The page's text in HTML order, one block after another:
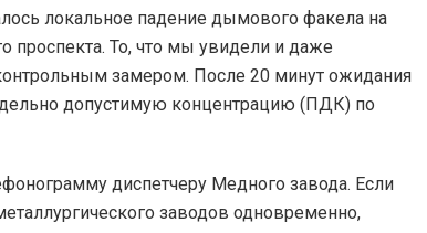
локальное падение дымового факела на
проспекта. То, что мы увидели и даже
замером. После 20 минут ожидания
допустимую концентрацию (ПДК) по
диспетчеру Медного завода. Если
заводов одновременно,